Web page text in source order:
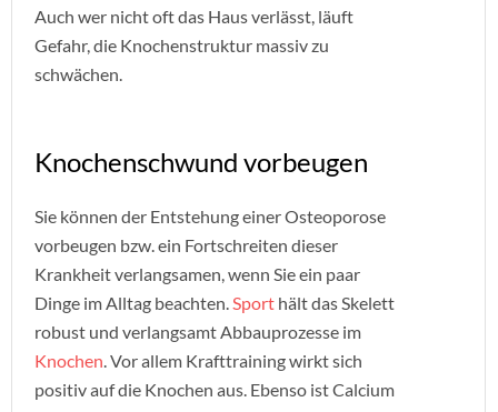
Auch wer nicht oft das Haus verlässt, läuft
Gefahr, die Knochenstruktur massiv zu
schwächen.
Knochenschwund vorbeugen
Sie können der Entstehung einer Osteoporose
vorbeugen bzw. ein Fortschreiten dieser
Krankheit verlangsamen, wenn Sie ein paar
Dinge im Alltag beachten.Sport hält das Skelett
robust und verlangsamt Abbauprozesse im
Knochen. Vor allem Krafttraining wirkt sich
positiv auf die Knochen aus. Ebenso ist Calcium